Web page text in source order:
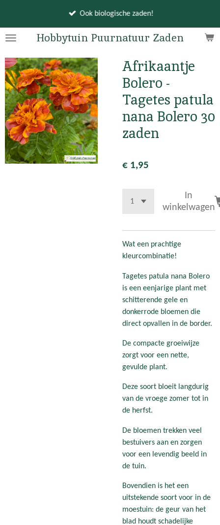
naar
hoofdinhoud
Hobbytuin Puurnatuur Zaden
Ook biologische zaden!
Afrikaantje
Bolero -
Tagetes patula
nana Bolero 30
zaden
€ 1,95
In
winkelwagen
Wat een prachtige
kleurcombinatie!
Tagetes patula nana Bolero
is een eenjarige plant met
schitterende gele en
donkerrode bloemen die
direct opvallen in de border.
De compacte groeiwijze
zorgt voor een nette,
gevulde plant.
Deze soort bloeit langdurig
van de vroege zomer tot in
de herfst.
De bloemen trekken veel
bestuivers aan en zorgen
voor een levendig beeld in
de tuin.
Bovendien is het een
uitstekende soort voor in de
moestuin: de geur van het
blad houdt schadelijke